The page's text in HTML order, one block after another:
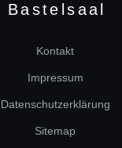
B a s t e s a a
Kontakt
Impressum
Datenschutzerklärung
Sitemap